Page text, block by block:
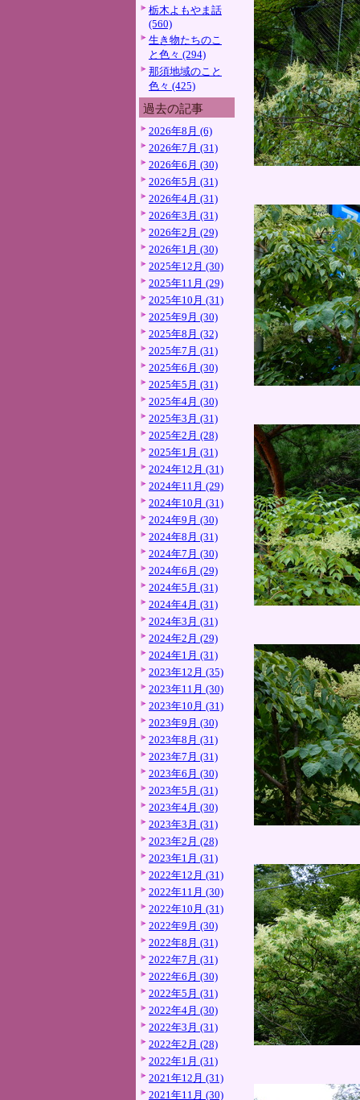
栃木よもやま話
(560)
生き物たちのこ
と色々 (294)
那須地域のこと
色々 (425)
過去の記事
2026年8月 (6)
2026年7月 (31)
2026年6月 (30)
2026年5月 (31)
2026年4月 (31)
2026年3月 (31)
2026年2月 (29)
2026年1月 (30)
2025年12月 (30)
2025年11月 (29)
2025年10月 (31)
2025年9月 (30)
2025年8月 (32)
2025年7月 (31)
2025年6月 (30)
2025年5月 (31)
2025年4月 (30)
2025年3月 (31)
2025年2月 (28)
2025年1月 (31)
2024年12月 (31)
2024年11月 (29)
2024年10月 (31)
2024年9月 (30)
2024年8月 (31)
2024年7月 (30)
2024年6月 (29)
2024年5月 (31)
2024年4月 (31)
2024年3月 (31)
2024年2月 (29)
2024年1月 (31)
2023年12月 (35)
2023年11月 (30)
2023年10月 (31)
2023年9月 (30)
2023年8月 (31)
2023年7月 (31)
2023年6月 (30)
2023年5月 (31)
2023年4月 (30)
2023年3月 (31)
2023年2月 (28)
2023年1月 (31)
2022年12月 (31)
2022年11月 (30)
2022年10月 (31)
2022年9月 (30)
2022年8月 (31)
2022年7月 (31)
2022年6月 (30)
2022年5月 (31)
2022年4月 (30)
2022年3月 (31)
2022年2月 (28)
2022年1月 (31)
2021年12月 (31)
2021年11月 (30)